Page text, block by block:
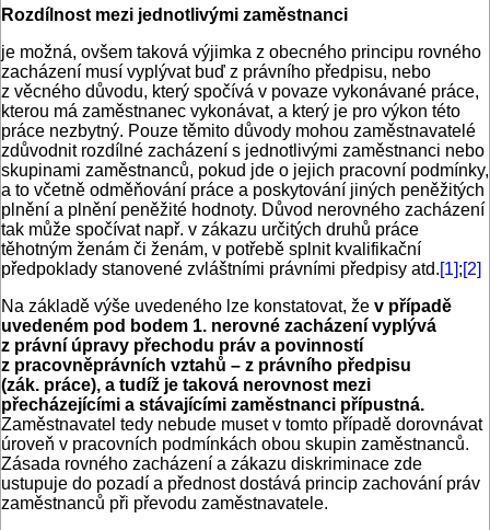
Rozdílnost mezi jednotlivými zaměstnanci
je možná, ovšem taková výjimka z obecného principu rovného
zacházení musí vyplývat buď z právního předpisu, nebo
z věcného důvodu, který spočívá v povaze vykonávané práce,
kterou má zaměstnanec vykonávat, a který je pro výkon této
práce nezbytný. Pouze těmito důvody mohou zaměstnavatelé
zdůvodnit rozdílné zacházení s jednotlivými zaměstnanci nebo
skupinami zaměstnanců, pokud jde o jejich pracovní podmínky,
a to včetně odměňování práce a poskytování jiných peněžitých
plnění a plnění peněžité hodnoty. Důvod nerovného zacházení
tak může spočívat např. v zákazu určitých druhů práce
těhotným ženám či ženám, v potřebě splnit kvalifikační
předpoklady stanovené zvláštními právními předpisy atd.[1];[2]
Na základě výše uvedeného lze konstatovat, že v případě
uvedeném pod bodem 1. nerovné zacházení vyplývá
z právní úpravy přechodu práv a povinností
z pracovněprávních vztahů – z právního předpisu
(zák. práce), a tudíž je taková nerovnost mezi
přecházejícími a stávajícími zaměstnanci přípustná.
Zaměstnavatel tedy nebude muset v tomto případě dorovnávat
úroveň v pracovních podmínkách obou skupin zaměstnanců.
Zásada rovného zacházení a zákazu diskriminace zde
ustupuje do pozadí a přednost dostává princip zachování práv
zaměstnanců při převodu zaměstnavatele.